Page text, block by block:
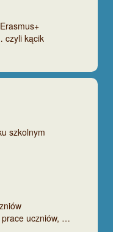
czyli kącik
szkolnym
prace uczniów, …